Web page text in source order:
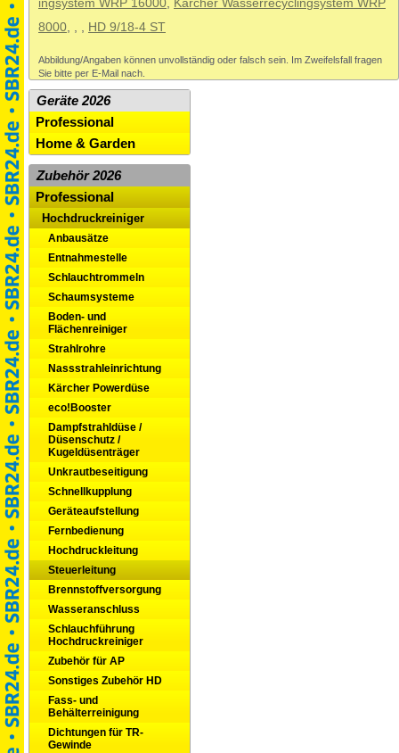
ingsystem WRP 16000, Kärcher Wasserrecyclingsystem WRP
8000, , , HD 9/18-4 ST
Abbildung/Angaben können unvollständig oder falsch sein. Im Zweifelsfall fragen
Sie bitte per E-Mail nach.
Geräte 2026
Professional
Home & Garden
Zubehör 2026
Professional
Hochdruckreiniger
Anbausätze
Entnahmestelle
Schlauchtrommeln
Schaumsysteme
Boden- und
Flächenreiniger
Strahlrohre
Nassstrahleinrichtung
Kärcher Powerdüse
eco!Booster
Dampfstrahldüse /
Düsenschutz /
Kugeldüsenträger
Unkrautbeseitigung
Schnellkupplung
Geräteaufstellung
Fernbedienung
Hochdruckleitung
Steuerleitung
Brennstoffversorgung
Wasseranschluss
Schlauchführung
Hochdruckreiniger
Zubehör für AP
Sonstiges Zubehör HD
Fass- und
Behälterreinigung
Dichtungen für TR-
Gewinde